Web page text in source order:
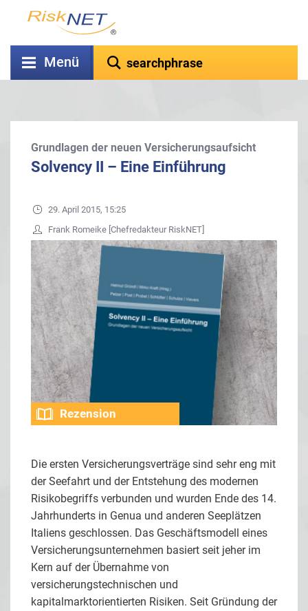
Menü
Grundlagen der neuen Versicherungsaufsicht
Solvency II – Eine Einführung
29. April 2015, 15:25
Frank Romeike [Chefredakteur RiskNET]
Rezension
Die ersten Versicherungsverträge sind sehr eng mit
der Seefahrt und der Entstehung des modernen
Risikobegriffs verbunden und wurden Ende des 14.
Jahrhunderts in Genua und anderen Seeplätzen
Italiens geschlossen. Das Geschäftsmodell eines
Versicherungsunternehmen basiert seit jeher im
Kern auf der Übernahme von
versicherungstechnischen und
kapitalmarktorientierten Risiken. Seit Gründung der